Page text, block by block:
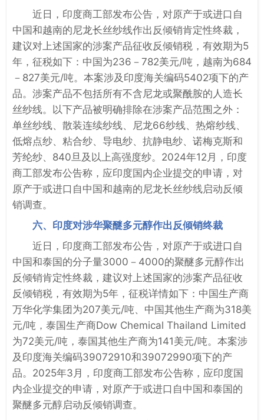
近日，印度商工部发布公告，对原产于或进口自
中国和越南的尼龙长丝纱线作出反倾销肯定性终裁，
建议对上述国家的涉案产品征收反倾销税，有效期为5
年，征税如下：中国为236－782美元/吨，越南为684
－827美元/吨。本案涉及印度海关编码5402项下的产
品。涉案产品不包括所有不含尼龙或聚酰胺的人造长
丝纱线。以下产品被明确排除在涉案产品范围之外：
单丝纱线、散装连续纱线、尼龙66纱线、热熔纱线、
低熔点纱、粘合纱、导电纱、抗静电纱、诺梅克斯和
芳纶纱、840旦及以上高强度纱。2024年12月，印度
商工部发布公告称，应印度国内企业提交的申请，对
原产于或进口自中国和越南的尼龙长丝纱线启动反倾
销调查。
六、印度对涉华聚醚多元醇作出反倾销终裁
近日，印度商工部发布公告，对原产于或进口自
中国和泰国的分子量3000－4000的聚醚多元醇作出
反倾销肯定性终裁，建议对上述国家的涉案产品征收
反倾销税，有效期为5年，征税详情如下：中国生产商
万华化学集团为207美元/吨、中国其他生产商为318美
元/吨，泰国生产商Dow Chemical Thailand Limited
为72美元/吨，泰国其他生产商为141美元/吨。本案涉
及印度海关编码39072910和39072990项下的产
品。2025年3月，印度商工部发布公告称，应印度国
内企业提交的申请，对原产于或进口自中国和泰国的
聚醚多元醇启动反倾销调查。